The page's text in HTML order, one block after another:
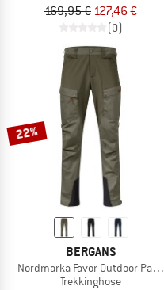
169,95 € 127,46 €
(0)
22%
BERGANS
Nordmarka Favor Outdoor Pants
Trekkinghose